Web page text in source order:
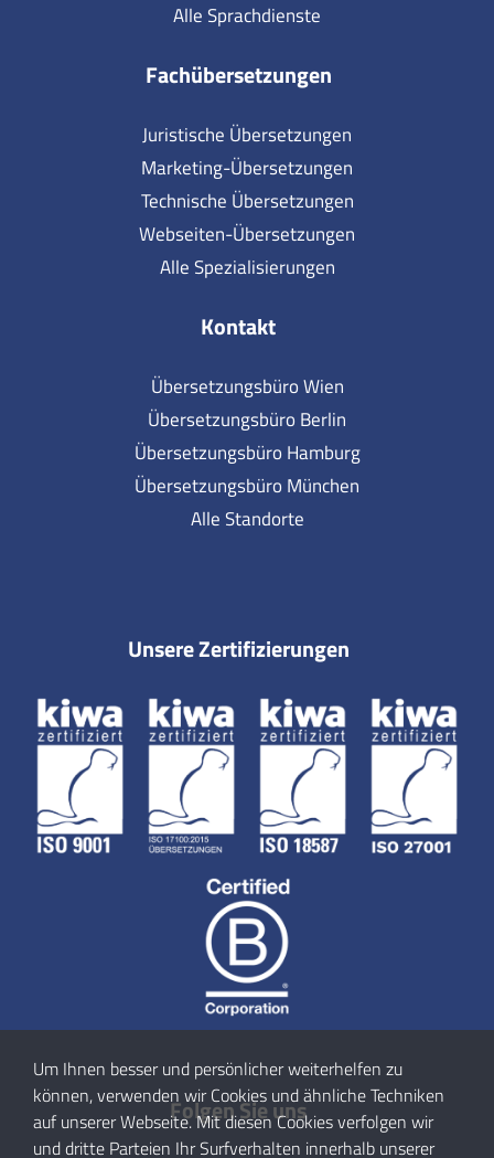
Alle Sprachdienste
Fachübersetzungen
Juristische Übersetzungen
Marketing-Übersetzungen
Technische Übersetzungen
Webseiten-Übersetzungen
Alle Spezialisierungen
Kontakt
Übersetzungsbüro Wien
Übersetzungsbüro Berlin
Übersetzungsbüro Hamburg
Übersetzungsbüro München
Alle Standorte
Unsere Zertifizierungen
Folgen Sie uns
Um Ihnen besser und persönlicher weiterhelfen zu
können, verwenden wir Cookies und ähnliche Techniken
auf unserer Webseite. Mit diesen Cookies verfolgen wir
und dritte Parteien Ihr Surfverhalten innerhalb unserer